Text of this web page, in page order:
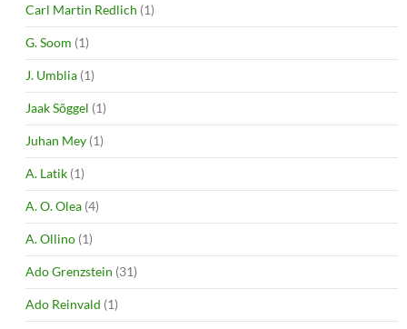
Carl Martin Redlich (1)
G. Soom (1)
J. Umblia (1)
Jaak Sõggel (1)
Juhan Mey (1)
A. Latik (1)
A. O. Olea (4)
A. Ollino (1)
Ado Grenzstein (31)
Ado Reinvald (1)